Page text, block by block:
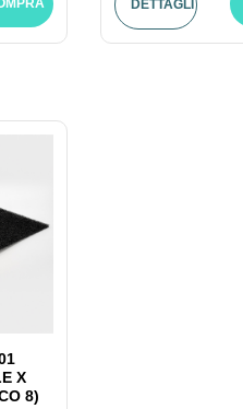
DETTAGLI
X
8)